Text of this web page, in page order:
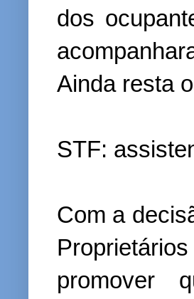
dos
Ainda resta
STF:
Com a
promover